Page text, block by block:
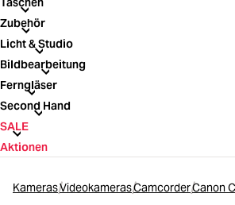
Taschen
Zubehör
Zubehör
Licht & Studio
Licht & Studio
Bildbearbeitung
Bildbearbeitung
Ferngläser
Ferngläser
Second Hand
Second Hand
SALE
SALE
Aktionen
KamerasVideokamerasCamcorderCanon